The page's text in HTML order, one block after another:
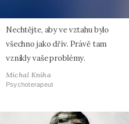
Nechtějte, aby ve vztahu bylo
všechno jako dřív. Právě tam
vznikly vaše problémy.
Michal Kniha
Psychoterapeut